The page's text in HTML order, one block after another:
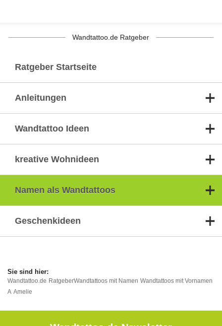
Wandtattoo.de Ratgeber
Ratgeber Startseite
Anleitungen
Wandtattoo Ideen
kreative Wohnideen
Namen als Wandtattoos
Geschenkideen
Wandtattoo.de RatgeberWandtattoos mit Namen Wandtattoos mit Vornamen
A Amelie